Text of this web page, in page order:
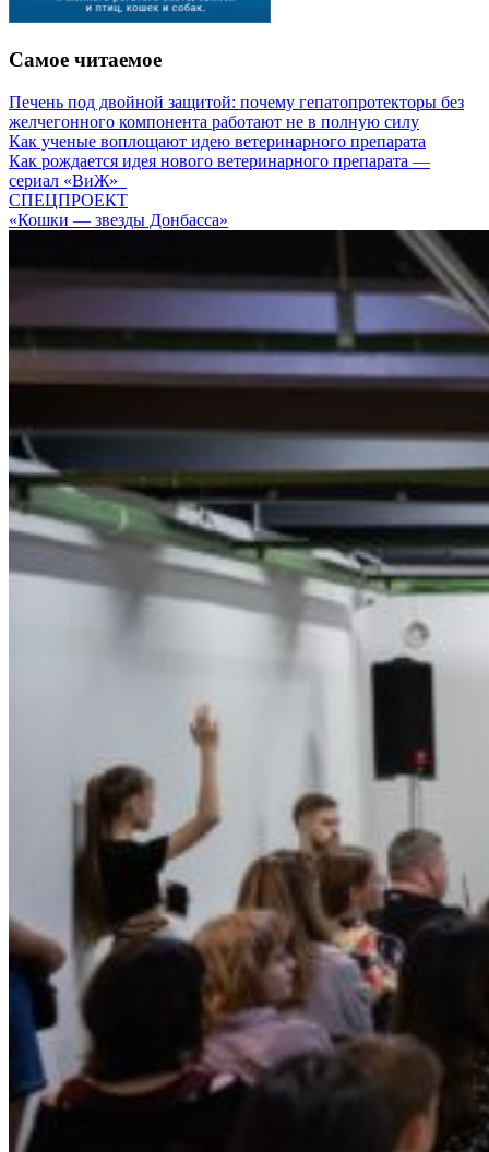
Самое читаемое
Печень под двойной защитой: почему гепатопротекторы без
желчегонного компонента работают не в полную силу
Как ученые воплощают идею ветеринарного препарата
Как рождается идея нового ветеринарного препарата —
сериал «ВиЖ»
СПЕЦПРОЕКТ
«Кошки — звезды Донбасса»